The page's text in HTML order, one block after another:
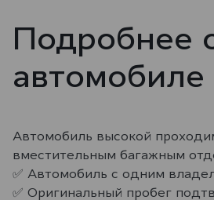
Подробнее
автомобиле
Автомобиль высокой
вместительным багажным
✅ Автомобиль с одним
✅ Оригинальный пробег